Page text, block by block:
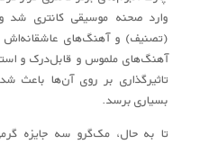
وارد صحنه موسیقی کانتری شد
(تصنیف) و آهنگ‌های عاشقانه‌اش
آهنگ‌های ملموس و قابل‌درک و
بسیاری برسد.